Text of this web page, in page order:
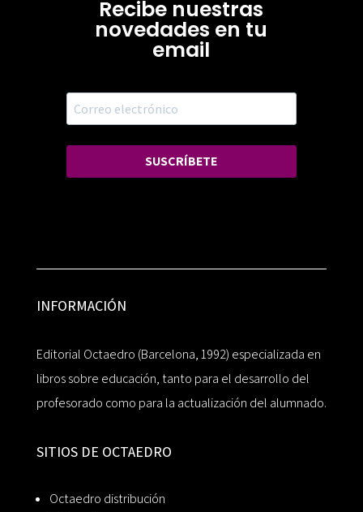
Recibe nuestras
novedades en tu
email
SUSCRÍBETE
INFORMACIÓN
Editorial Octaedro (Barcelona, 1992) especializada en
libros sobre educación, tanto para el desarrollo del
profesorado como para la actualización del alumnado.
SITIOS DE OCTAEDRO
Octaedro distribución